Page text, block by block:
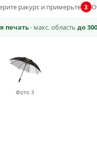
ракурс и примерьте 3
печать· макс. область до
Фото 3